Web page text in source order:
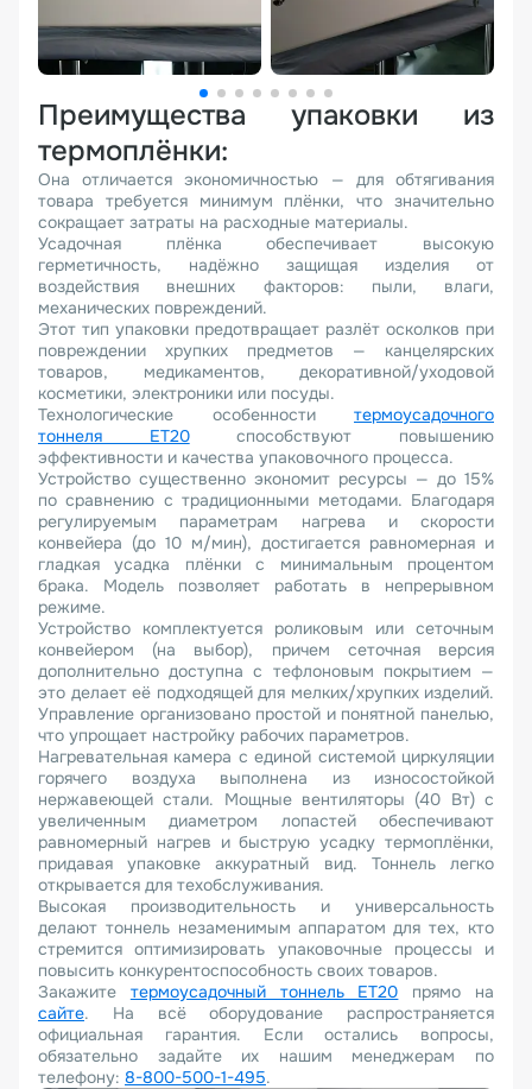
Преимущества упаковки из
термоплёнки:
Она отличается экономичностью — для обтягивания
товара требуется минимум плёнки, что значительно
сокращает затраты на расходные материалы.
Усадочная плёнка обеспечивает высокую
герметичность, надёжно защищая изделия от
воздействия внешних факторов: пыли, влаги,
механических повреждений.
Этот тип упаковки предотвращает разлёт осколков при
повреждении хрупких предметов — канцелярских
товаров, медикаментов, декоративной/уходовой
косметики, электроники или посуды.
Технологические особенности термоусадочного
тоннеля ET20способствуют повышению
эффективности и качества упаковочного процесса.
Устройство существенно экономит ресурсы — до 15%
по сравнению с традиционными методами. Благодаря
регулируемым параметрам нагрева и скорости
конвейера (до 10 м/мин), достигается равномерная и
гладкая усадка плёнки с минимальным процентом
брака. Модель позволяет работать в непрерывном
режиме.
Устройство комплектуется роликовым или сеточным
конвейером (на выбор), причем сеточная версия
дополнительно доступна с тефлоновым покрытием —
это делает её подходящей для мелких/хрупких изделий.
Управление организовано простой и понятной панелью,
что упрощает настройку рабочих параметров.
Нагревательная камера с единой системой циркуляции
горячего воздуха выполнена из износостойкой
нержавеющей стали. Мощные вентиляторы (40 Вт) с
увеличенным диаметром лопастей обеспечивают
равномерный нагрев и быструю усадку термоплёнки,
придавая упаковке аккуратный вид. Тоннель легко
открывается для техобслуживания.
Высокая производительность и универсальность
делают тоннель незаменимым аппаратом для тех, кто
стремится оптимизировать упаковочные процессы и
повысить конкурентоспособность своих товаров.
Закажите термоусадочный тоннель ET20 прямо на
сайте. На всё оборудование распространяется
официальная гарантия. Если остались вопросы,
обязательно задайте их нашим менеджерам по
телефону: 8-800-500-1-495.